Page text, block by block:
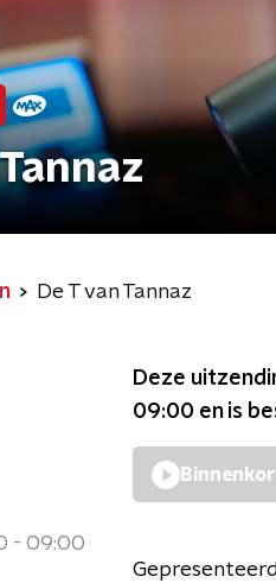
De T van Tannaz
- 09:00
Deze
09:00 en is